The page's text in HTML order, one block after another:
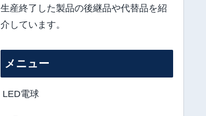
生産終了した製品の後継品や代替品を紹
介しています。
メニュー
LED電球